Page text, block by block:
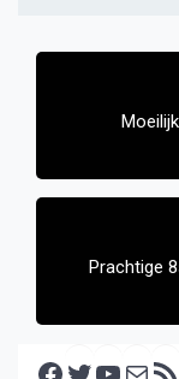
Bericht
Prachtige
Facebook Twitter YouTube E-mail